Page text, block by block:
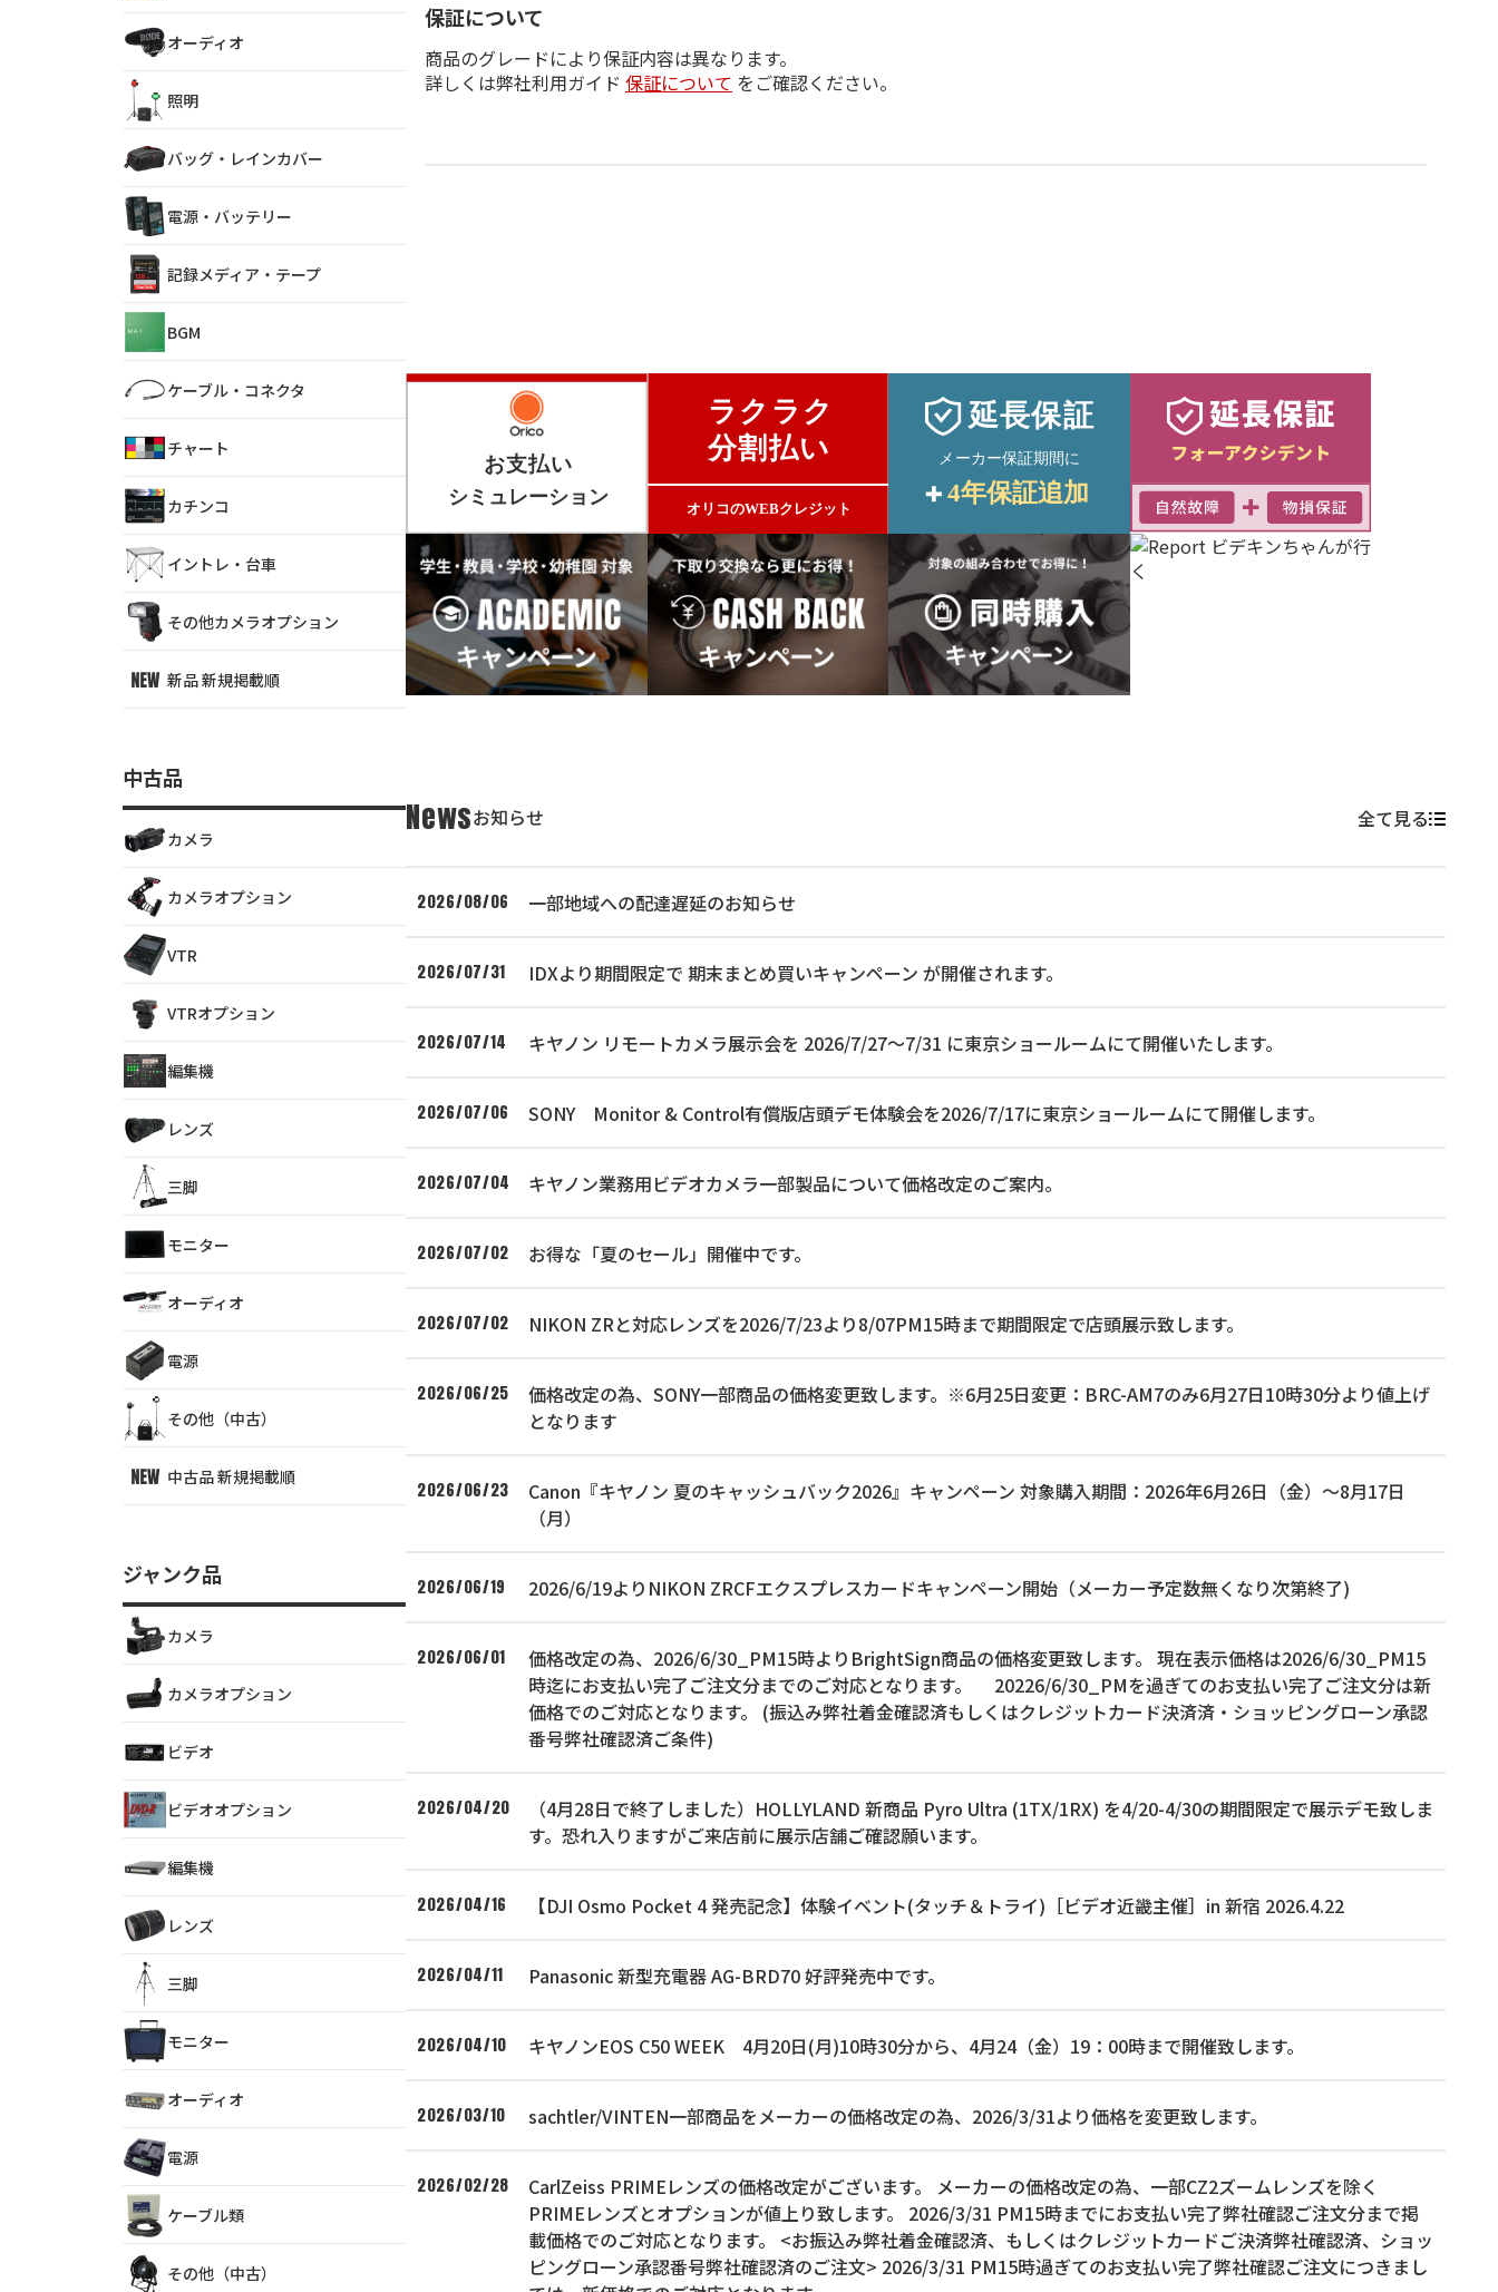
保証について
商品のグレードにより保証内容は異なります。
詳しくは弊社利用ガイド保証について をご確認ください。
Newsお知らせ 全て見る
2026/08/06 一部地域への配達遅延のお知らせ
2026/07/31 IDXより期間限定で 期末まとめ買いキャンペーン が開催されます。
2026/07/14 キヤノン リモートカメラ展示会を 2026/7/27～7/31 に東京ショールームにて開催いたします。
2026/07/06 SONY Monitor & Control有償版店頭デモ体験会を2026/7/17に東京ショールームにて開催します。
2026/07/04 キヤノン業務用ビデオカメラ一部製品について価格改定のご案内。
2026/07/02 お得な「夏のセール」開催中です。
2026/07/02 NIKON ZRと対応レンズを2026/7/23より8/07PM15時まで期間限定で店頭展示致します。
2026/06/25
価格改定の為、SONY一部商品の価格変更致します。※6月25日変更：BRC-AM7のみ6月27日10時30分より値上げ
となります
2026/06/23
Canon『キヤノン 夏のキャッシュバック2026』キャンペーン 対象購入期間：2026年6月26日（金）～8月17日
（月）
2026/06/19 2026/6/19よりNIKON ZRCFエクスプレスカードキャンペーン開始（メーカー予定数無くなり次第終了)
2026/06/01
価格改定の為、2026/6/30_PM15時よりBrightSign商品の価格変更致します。 現在表示価格は2026/6/30_PM15
時迄にお支払い完了ご注文分までのご対応となります。 20226/6/30_PMを過ぎてのお支払い完了ご注文分は新
価格でのご対応となります。 (振込み弊社着金確認済もしくはクレジットカード決済済・ショッピングローン承認
番号弊社確認済ご条件)
2026/04/20
（4月28日で終了しました）HOLLYLAND 新商品 Pyro Ultra (1TX/1RX) を4/20-4/30の期間限定で展示デモ致しま
す。恐れ入りますがご来店前に展示店舗ご確認願います。
2026/04/16 【DJI Osmo Pocket 4 発売記念】体験イベント(タッチ＆トライ)［ビデオ近畿主催］in 新宿 2026.4.22
2026/04/11 Panasonic 新型充電器 AG-BRD70 好評発売中です。
2026/04/10 キヤノンEOS C50 WEEK 4月20日(月)10時30分から、4月24（金）19：00時まで開催致します。
2026/03/10 sachtler/VINTEN一部商品をメーカーの価格改定の為、2026/3/31より価格を変更致します。
2026/02/28
CarlZeiss PRIMEレンズの価格改定がございます。 メーカーの価格改定の為、一部CZ2ズームレンズを除く
PRIMEレンズとオプションが値上り致します。 2026/3/31 PM15時までにお支払い完了弊社確認ご注文分まで掲
載価格でのご対応となります。 <お振込み弊社着金確認済、もしくはクレジットカードご決済弊社確認済、ショッ
ピングローン承認番号弊社確認済のご注文> 2026/3/31 PM15時過ぎてのお支払い完了弊社確認ご注文につきまし
オーディオ
照明
バッグ・レインカバー
電源・バッテリー
記録メディア・テープ
BGM
ケーブル・コネクタ
チャート
カチンコ
イントレ・台車
その他カメラオプション
新品 新規掲載順
中古品
カメラ
カメラオプション
VTR
VTRオプション
編集機
レンズ
三脚
モニター
オーディオ
電源
その他（中古）
中古品 新規掲載順
ジャンク品
カメラ
カメラオプション
ビデオ
ビデオオプション
編集機
レンズ
三脚
モニター
オーディオ
電源
ケーブル類
その他（中古）